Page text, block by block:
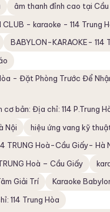
âm thanh đỉnh cao tại
CLUB - karaoke - 114 Trung
BABYLON-KARAOKE- 114
- Đặt Phòng Trước Để
bản: Địa chỉ: 114 P.Trung
Nội
hiệu ứng vang kỹ
TRUNG Hoà-Cầu Giấy- Hà
Hoà – Cầu Giấy
Giải Trí
Karaoke
114 Trung Hòa